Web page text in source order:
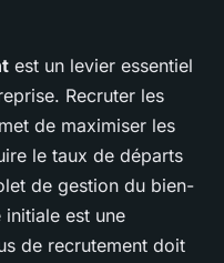
est un levier essentiel
Recruter les
de maximiser les
le taux de départs
de gestion du bien-
est une
de recrutement doit